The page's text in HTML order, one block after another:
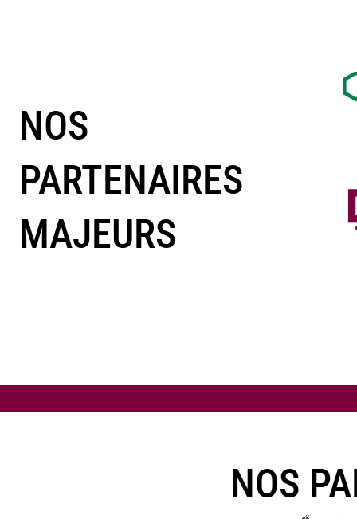
NOS
PARTENAIRES
MAJEURS
NOS